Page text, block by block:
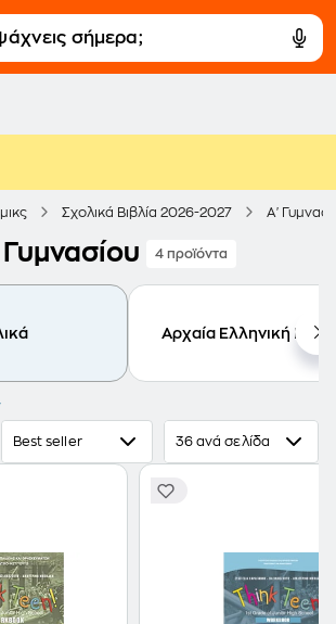
Σχολικά Βιβλία 2026-2027 Α'
4 προϊόντα
Αρχαία Ελληνική
Best seller 36 ανά σελίδα